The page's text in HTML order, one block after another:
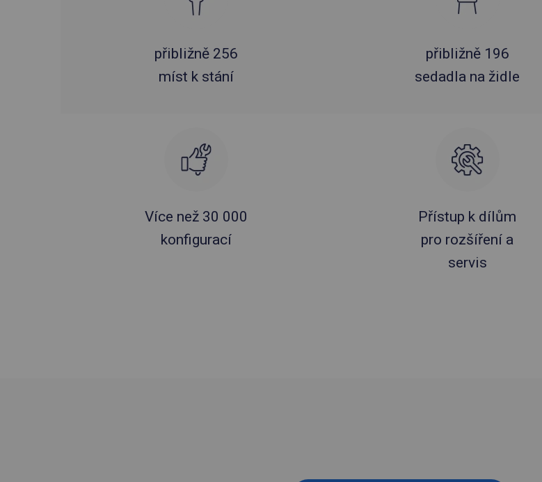
přibližně 256
míst k stání
přibližně 196
sedadla na židle
Více než 30 000
konfigurací
Přístup k dílům
pro rozšíření a
servis